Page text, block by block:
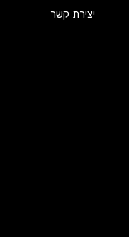
יצירת קשר